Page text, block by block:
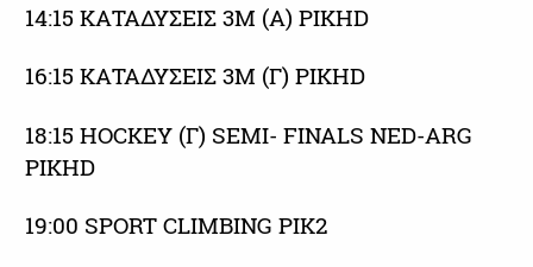
14:15 ΚΑΤΑΔΥΣΕΙΣ 3Μ (Α) ΡΙΚHD
16:15 ΚΑΤΑΔΥΣΕΙΣ 3Μ (Γ) ΡΙΚHD
18:15 HOCKEY (Γ) SEMI- FINALS NED-ARG
ΡΙΚHD
19:00 SPORT CLIMBING ΡΙΚ2